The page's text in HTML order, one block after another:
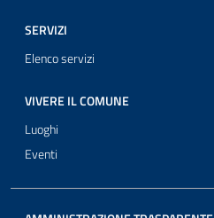
SERVIZI
Elenco servizi
VIVERE IL COMUNE
Luoghi
Eventi